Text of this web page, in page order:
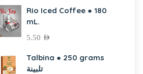
Rio Iced Coffee ● 180
mL.
5.50 AED
Talbina ● 250 grams
تلبينة